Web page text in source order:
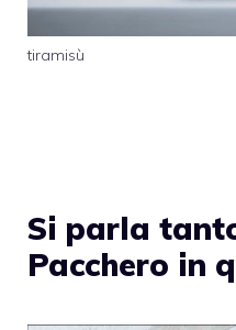
tiramisù
Si parla
Pacchero in